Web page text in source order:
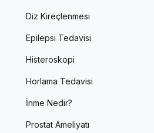
Diz Kireçlenmesi
Epilepsi Tedavisi
Histeroskopi
Horlama Tedavisi
İnme Nedir?
Prostat Ameliyatı